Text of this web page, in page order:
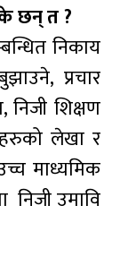
छन् त ?
निकाय
प्रचार
निजी शिक्षण
लेखा र
माध्यमिक
निजी उमावि